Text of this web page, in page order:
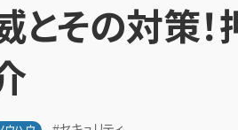
とその対策